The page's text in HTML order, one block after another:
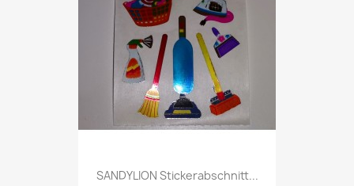
SANDYLION Stickerabschnitt...